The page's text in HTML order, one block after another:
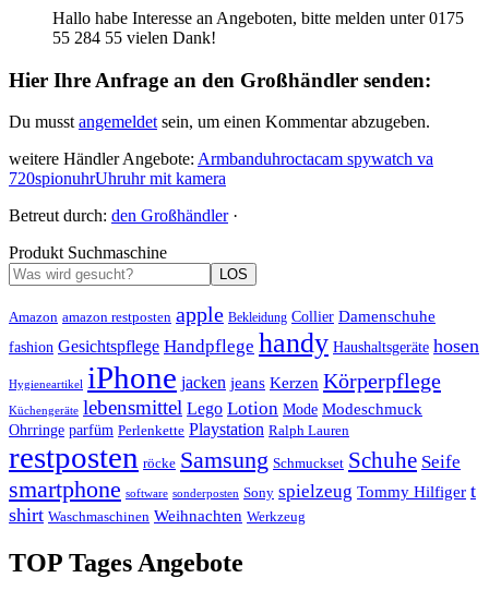
Hallo habe Interesse an Angeboten, bitte melden unter 0175
55 284 55 vielen Dank!
Hier Ihre Anfrage an den Großhändler senden:
Du musst angemeldet sein, um einen Kommentar abzugeben.
weitere Händler Angebote: Armbanduhroctacam spywatch va
720spionuhrUhruhr mit kamera
Betreut durch: den Großhändler·
Produkt Suchmaschine
LOS
Amazon amazon restposten apple Bekleidung Collier Damenschuhe
fashion Gesichtspflege Handpflege handy Haushaltsgeräte hosen
Hygieneartikel iPhone jacken jeans Kerzen Körperpflege
Küchengeräte lebensmittel Lego Lotion Mode Modeschmuck
Ohrringe parfüm Perlenkette Playstation Ralph Lauren
restposten röcke Samsung Schmuckset Schuhe Seife
smartphone software sonderposten Sony spielzeug Tommy Hilfiger t
shirt Waschmaschinen Weihnachten Werkzeug
TOP Tages Angebote